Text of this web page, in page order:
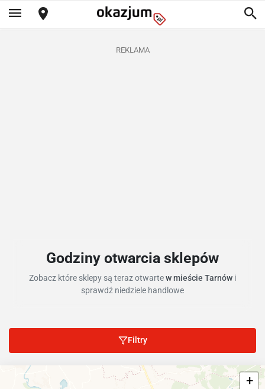
REKLAMA
Godziny otwarcia sklepów
Zobacz które sklepy są teraz otwartew mieście Tarnów i
sprawdź niedziele handlowe
Filtry
14
+